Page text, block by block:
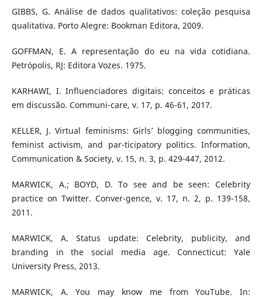
GIBBS, G. Análise de dados qualitativos: coleção pesquisa
qualitativa. Porto Alegre: Bookman Editora, 2009.
GOFFMAN, E. A representação do eu na vida cotidiana.
Petrópolis, RJ: Editora Vozes. 1975.
KARHAWI, I. Influenciadores digitais: conceitos e práticas
em discussão. Communi-care, v. 17, p. 46-61, 2017.
KELLER, J. Virtual feminisms: Girls’ blogging communities,
feminist activism, and par-ticipatory politics. Information,
Communication & Society, v. 15, n. 3, p. 429-447, 2012.
MARWICK, A.; BOYD, D. To see and be seen: Celebrity
practice on Twitter. Conver-gence, v. 17, n. 2, p. 139-158,
2011.
MARWICK, A. Status update: Celebrity, publicity, and
branding in the social media age. Connecticut: Yale
University Press, 2013.
MARWICK, A. You may know me from YouTube. In: